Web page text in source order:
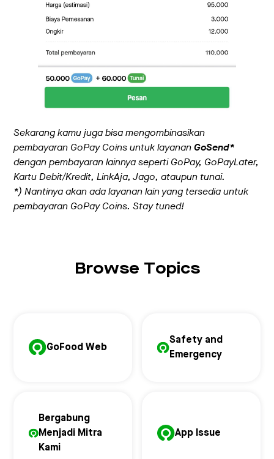
Sekarang kamu juga bisa mengombinasikan
pembayaran GoPay Coins untuk layananGoSend*
dengan pembayaran lainnya seperti GoPay, GoPayLater,
Kartu Debit/Kredit, LinkAja, Jago, ataupun tunai.
*) Nantinya akan ada layanan lain yang tersedia untuk
pembayaran GoPay Coins. Stay tuned!
Browse Topics
GoFood Web
Safety and
Emergency
Bergabung
Menjadi Mitra
Kami
App Issue